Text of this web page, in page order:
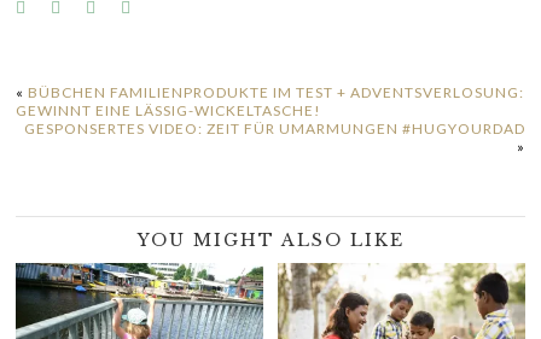
« BÜBCHEN FAMILIENPRODUKTE IM TEST + ADVENTSVERLOSUNG:
GEWINNT EINE LÄSSIG-WICKELTASCHE!
GESPONSERTES VIDEO: ZEIT FÜR UMARMUNGEN #HUGYOURDAD
»
YOU MIGHT ALSO LIKE